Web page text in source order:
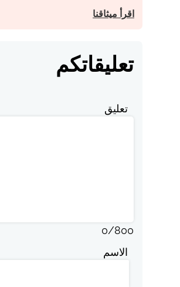
اقرأ ميثاقنا
تعليقاتكم
تعليق
0/800
الاسم